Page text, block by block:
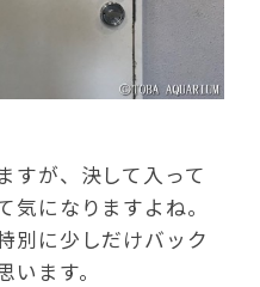
すが、決して入って
になりますよね。
別に少しだけバック
ます。